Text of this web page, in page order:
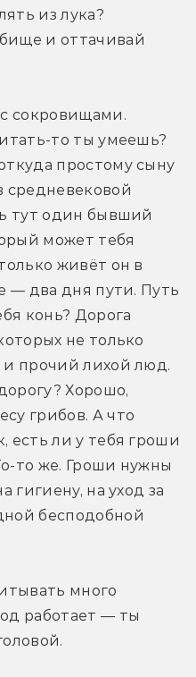
из лука?
и оттачивай
сокровищами.
то ты умеешь?
простому сыну
средневековой
тут один бывший
может тебя
живёт он в
— два дня пути. Путь
конь? Дорога
не только
и прочий лихой люд.
Хорошо,
грибов. А что
есть ли у тебя гроши
то же. Гроши нужны
гигиену, на уход за
бесподобной
много
работает — ты